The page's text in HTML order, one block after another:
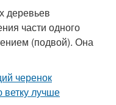
деревьев
части одного
(подвой). Она